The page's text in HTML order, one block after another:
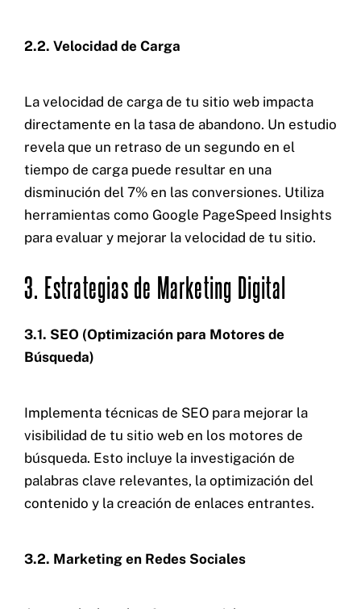
2.2. Velocidad de Carga
La velocidad de carga de tu sitio web impacta
directamente en la tasa de abandono. Un estudio
revela que un retraso de un segundo en el
tiempo de carga puede resultar en una
disminución del 7% en las conversiones. Utiliza
herramientas como Google PageSpeed Insights
para evaluar y mejorar la velocidad de tu sitio.
3. Estrategias de Marketing Digital
3.1. SEO (Optimización para Motores de
Búsqueda)
Implementa técnicas de SEO para mejorar la
visibilidad de tu sitio web en los motores de
búsqueda. Esto incluye la investigación de
palabras clave relevantes, la optimización del
contenido y la creación de enlaces entrantes.
3.2. Marketing en Redes Sociales